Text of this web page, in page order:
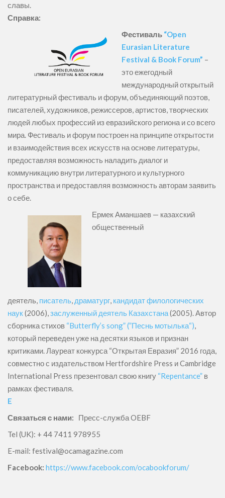
славы.
Справка:
Фестиваль “Open
Eurasian Literature
Festival & Book Forum” –
это ежегодный
международный открытый
литературный фестиваль и форум, объединяющий поэтов,
писателей, художников, режиссеров, артистов, творческих
людей любых профессий из евразийского региона и со всего
мира. Фестиваль и форум построен на принципе открытости
и взаимодействия всех искусств на основе литературы,
предоставляя возможность наладить диалог и
коммуникацию внутри литературного и культурного
пространства и предоставляя возможность авторам заявить
о себе.
Ермек Аманшаев — казахский
общественный
деятель, писатель, драматург, кандидат филологических
наук(2006),заслуженный деятель Казахстана(2005). Автор
сборника стихов “Butterfly’s song” (”Песнь мотылька“),
который переведен уже на десятки языков и признан
критиками. Лауреат конкурса “Открытая Евразия” 2016 года,
совместно с издательством Hertfordshire Press и Cambridge
International Press презентовал свою книгу “Repentance” в
рамках фестиваля.
E
Связаться с нами: Пресс-служба OEBF
Tel (UK): + 44 7411 978955
E-mail: festival@ocamagazine.com
Facebook: https://www.facebook.com/ocabookforum/